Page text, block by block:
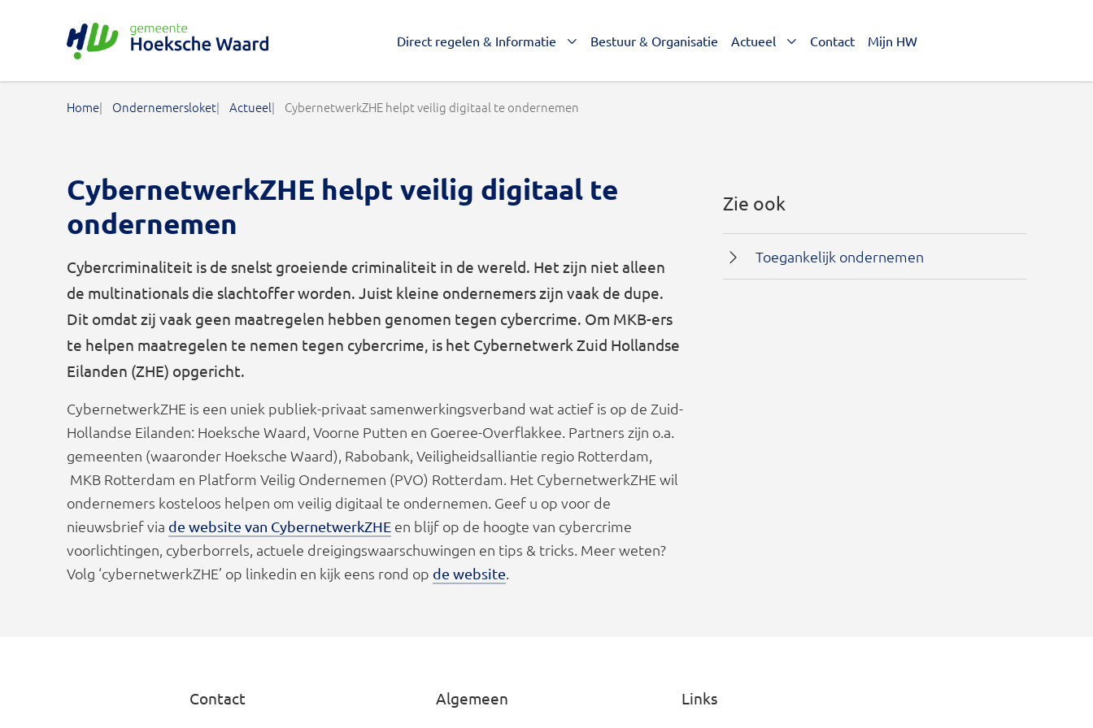
Direct regelen & Informatie Bestuur & Organisatie Actueel Contact Mijn HW
Home Ondernemersloket Actueel CybernetwerkZHE helpt veilig digitaal te ondernemen
CybernetwerkZHE helpt veilig digitaal te
ondernemen
Cybercriminaliteit is de snelst groeiende criminaliteit in de wereld. Het zijn niet alleen
de multinationals die slachtoffer worden. Juist kleine ondernemers zijn vaak de dupe.
Dit omdat zij vaak geen maatregelen hebben genomen tegen cybercrime. Om MKB-ers
te helpen maatregelen te nemen tegen cybercrime, is het Cybernetwerk Zuid Hollandse
Eilanden (ZHE) opgericht.
CybernetwerkZHE is een uniek publiek-privaat samenwerkingsverband wat actief is op de Zuid-
Hollandse Eilanden: Hoeksche Waard, Voorne Putten en Goeree-Overflakkee. Partners zijn o.a.
gemeenten (waaronder Hoeksche Waard), Rabobank, Veiligheidsalliantie regio Rotterdam,
MKB Rotterdam en Platform Veilig Ondernemen (PVO) Rotterdam. Het CybernetwerkZHE wil
ondernemers kosteloos helpen om veilig digitaal te ondernemen. Geef u op voor de
nieuwsbrief via de website van CybernetwerkZHE en blijf op de hoogte van cybercrime
voorlichtingen, cyberborrels, actuele dreigingswaarschuwingen en tips & tricks. Meer weten?
Volg ‘cybernetwerkZHE’ op linkedin en kijk eens rond op de website.
Zie ook
Toegankelijk ondernemen
Contact Algemeen Links